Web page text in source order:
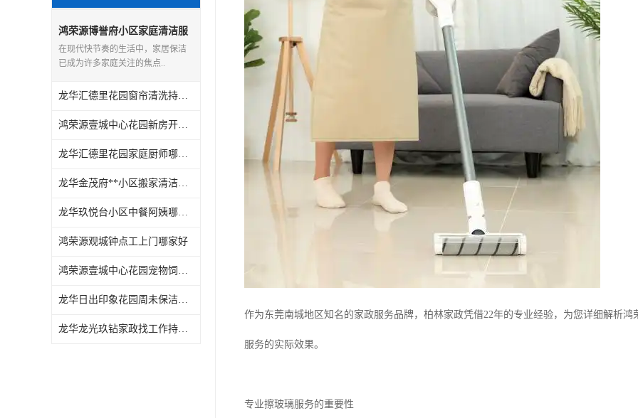
鸿荣源博誉府小区家庭清洁服
务怎么样
在现代快节奏的生活中，家居保洁
已成为许多家庭关注的焦点..
龙华汇德里花园窗帘清洗持证上岗
鸿荣源壹城中心花园新房开荒保洁怎么样
龙华汇德里花园家庭厨师哪家好
龙华金茂府**小区搬家清洁怎么样
龙华玖悦台小区中餐阿姨哪家好
鸿荣源观城钟点工上门哪家好
鸿荣源壹城中心花园宠物饲养上门服务哪家好
龙华日出印象花园周未保洁持证上岗
龙华龙光玖钻家政找工作持证上岗
作为东莞南城地区知名的家政服务品牌，柏林家政凭借22年的专业经验，为您详细解析
服务的实际效果。
专业擦玻璃服务的重要性